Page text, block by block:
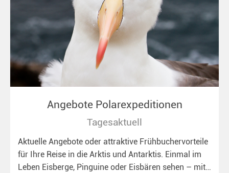
Angebote Polarexpeditionen
Tagesaktuell
Aktuelle Angebote oder attraktive Frühbuchervorteile
für Ihre Reise in die Arktis und Antarktis. Einmal im
Leben Eisberge, Pinguine oder Eisbären sehen – mit